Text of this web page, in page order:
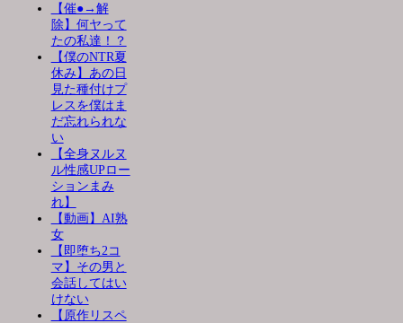
【催●→解
除】何ヤって
たの私達！？
【僕のNTR夏
休み】あの日
見た種付けプ
レスを僕はま
だ忘れられな
い
【全身ヌルヌ
ル性感UPロー
ションまみ
れ】
【動画】AI熟
女
【即堕ち2コ
マ】その男と
会話してはい
けない
【原作リスペ